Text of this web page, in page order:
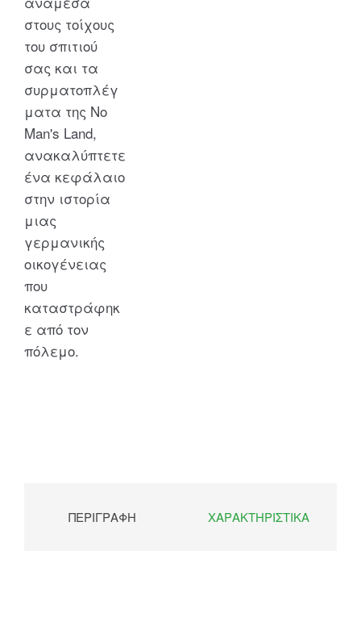
στους τοίχους
του σπιτιού
σας και τα
συρματοπλέγ
ματα της No
Man's Land,
ανακαλύπτετε
ένα κεφάλαιο
στην ιστορία
μιας
γερμανικής
οικογένειας
που
καταστράφηκ
ε από τον
πόλεμο.
ΠΕΡΙΓΡΑΦΉ ΧΑΡΑΚΤΗΡΙΣΤΙΚΆ